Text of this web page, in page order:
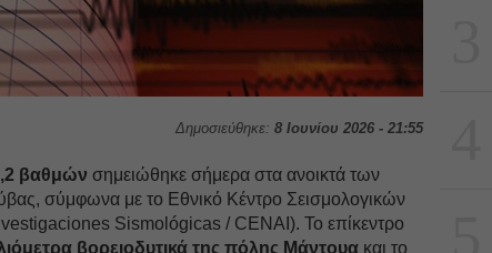
Δημοσιεύθηκε: 8 Ιουνίου 2026 - 21:55
βαθμών σημειώθηκε σήμερα στα ανοικτά των
σύμφωνα με το Εθνικό Κέντρο Σεισμολογικών
Sismológicas / CENAI). Το επίκεντρο
βορειοδυτικά της πόλης Μάντουα και το